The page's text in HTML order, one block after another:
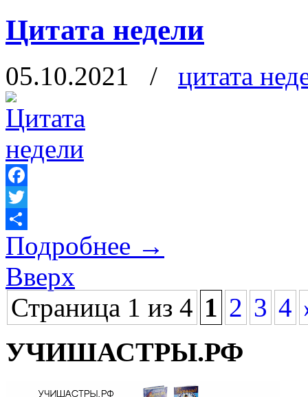
Цитата недели
05.10.2021 / цитата
Facebook
Twitter
Отправить
Подробнее →
Вверх
Страница 1 из 4 1 2 3 4
УЧИШАСТРЫ.РФ